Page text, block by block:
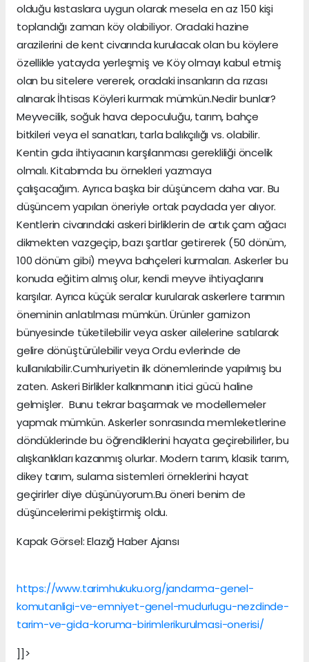
olduğu kıstaslara uygun olarak mesela en az 150 kişi
toplandığı zaman köy olabiliyor. Oradaki hazine
arazilerini de kent civarında kurulacak olan bu köylere
özellikle yatayda yerleşmiş ve Köy olmayı kabul etmiş
olan bu sitelere vererek, oradaki insanların da rızası
alınarak İhtisas Köyleri kurmak mümkün.Nedir bunlar?
Meyvecilik, soğuk hava depoculuğu, tarım, bahçe
bitkileri veya el sanatları, tarla balıkçılığı vs. olabilir.
Kentin gıda ihtiyacının karşılanması gerekliliği öncelik
olmalı. Kitabımda bu örnekleri yazmaya
çalışacağım. Ayrıca başka bir düşüncem daha var. Bu
düşüncem yapılan öneriyle ortak paydada yer alıyor.
Kentlerin civarındaki askeri birliklerin de artık çam ağacı
dikmekten vazgeçip, bazı şartlar getirerek (50 dönüm,
100 dönüm gibi) meyva bahçeleri kurmaları. Askerler bu
konuda eğitim almış olur, kendi meyve ihtiyaçlarını
karşılar. Ayrıca küçük seralar kurularak askerlere tarımın
öneminin anlatılması mümkün. Ürünler garnizon
bünyesinde tüketilebilir veya asker ailelerine satılarak
gelire dönüştürülebilir veya Ordu evlerinde de
kullanılabilir.Cumhuriyetin ilk dönemlerinde yapılmış bu
zaten. Askeri Birlikler kalkınmanın itici gücü haline
gelmişler. Bunu tekrar başarmak ve modellemeler
yapmak mümkün. Askerler sonrasında memleketlerine
döndüklerinde bu öğrendiklerini hayata geçirebilirler, bu
alışkanlıkları kazanmış olurlar. Modern tarım, klasik tarım,
dikey tarım, sulama sistemleri örneklerini hayat
geçirirler diye düşünüyorum.Bu öneri benim de
düşüncelerimi pekiştirmiş oldu.
Kapak Görsel: Elazığ Haber Ajansı
https://www.tarimhukuku.org/jandarma-genel-
komutanligi-ve-emniyet-genel-mudurlugu-nezdinde-
tarim-ve-gida-koruma-birimlerikurulmasi-onerisi/
]]>